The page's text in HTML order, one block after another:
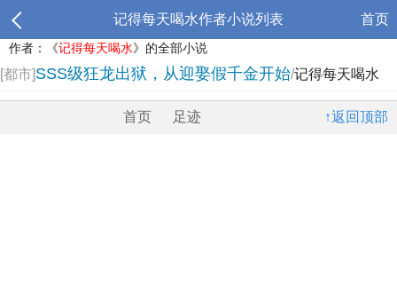
记得每天喝水作者小说列表 首页
作者：《记得每天喝水》的全部小说
[都市]SSS级狂龙出狱，从迎娶假千金开始/记得每天喝水
↑返回顶部
首页 足迹